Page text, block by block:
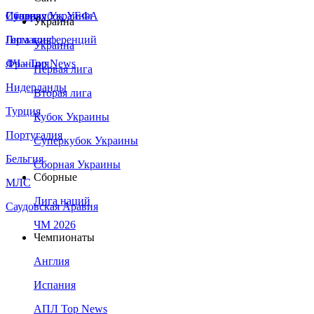
Сборная Украины
Италия
Германия
Франция
Нидерланды
Турция
Португалия
Бельгия
МЛС
Саудовская Аравия
Суперкубок УЕФА
Лига конференций
ЛЧ - Top News
Украина
Украина
Первая лига
Вторая лига
Кубок Украины
Суперкубок Украины
Сборная Украины
Сборные
Лига наций
ЧМ 2026
Чемпионаты
Англия
Испания
АПЛ Top News